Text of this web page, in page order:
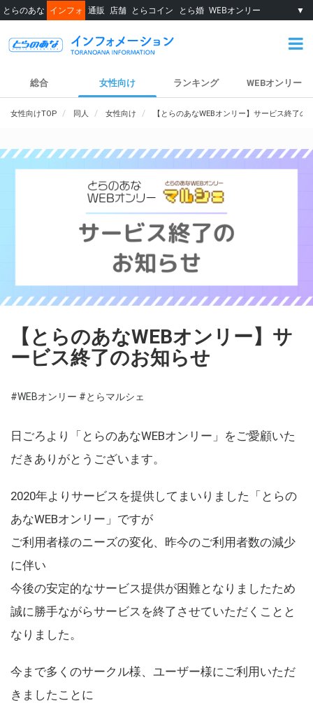
とらのあな インフォ 通販 店舗 とらコイン とら婚 WEBオンリー ▼
総合 女性向け ランキング WEBオンリー
女性向けTOP 同人 女性向け 【とらのあなWEBオンリー】サービス終了の
【とらのあなWEBオンリー】サ
ービス終了のお知らせ
#WEBオンリー #とらマルシェ
日ごろより「とらのあなWEBオンリー」をご愛顧いた
だきありがとうございます。
2020年よりサービスを提供してまいりました「とらの
あなWEBオンリー」ですが
ご利用者様のニーズの変化、昨今のご利用者数の減少
に伴い
今後の安定的なサービス提供が困難となりましたため
誠に勝手ながらサービスを終了させていただくことと
なりました。
今まで多くのサークル様、ユーザー様にご利用いただ
きましたことに